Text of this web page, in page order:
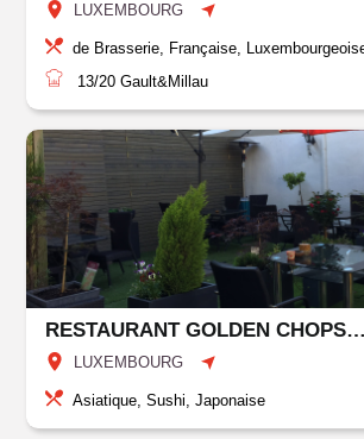
LUXEMBOURG
de Brasserie, Française,
13/20 Gault&Millau
RESTAURANT GOLDEN CHOPSTICKS
LUXEMBOURG
Asiatique, Sushi, Japonaise